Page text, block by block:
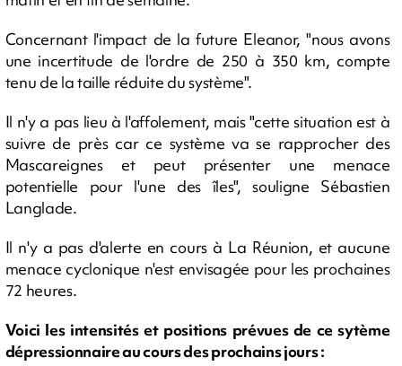
Concernant l'impact de la future Eleanor, "nous avons
une incertitude de l'ordre de 250 à 350 km, compte
tenu de la taille réduite du système".
Il n'y a pas lieu à l'affolement, mais "cette situation est à
suivre de près car ce système va se rapprocher des
Mascareignes et peut présenter une menace
potentielle pour l'une des îles", souligne Sébastien
Langlade.
Il n'y a pas d'alerte en cours à La Réunion, et aucune
menace cyclonique n'est envisagée pour les prochaines
72 heures.
Voici les intensités et positions prévues de ce sytème
dépressionnaire au cours des prochains jours :